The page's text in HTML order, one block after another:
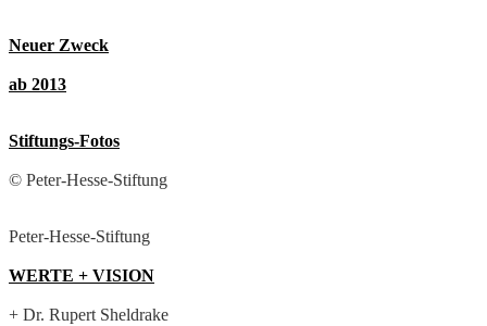
Neuer Zweck
ab 2013
Stiftungs-Fotos
© Peter-Hesse-Stiftung
Peter-Hesse-Stiftung
WERTE + VISION
+ Dr. Rupert Sheldrake